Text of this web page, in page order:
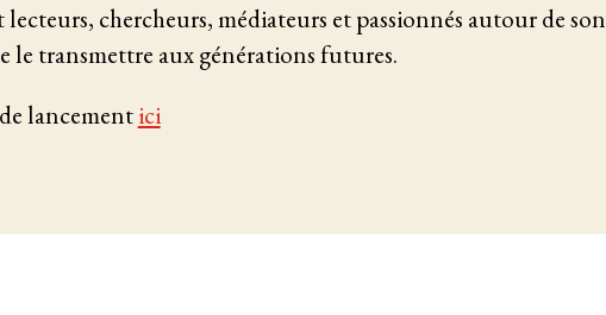
lecteurs, chercheurs, médiateurs et passionnés autour de son
le transmettre aux générations futures.
lancementici